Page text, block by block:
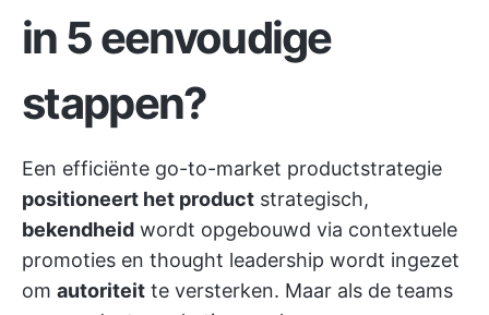
in 5 eenvoudige
stappen?
Een efficiënte go-to-market productstrategie
positioneert het product strategisch,
bekendheid wordt opgebouwd via contextuele
promoties en thought leadership wordt ingezet
om autoriteit te versterken. Maar als de teams